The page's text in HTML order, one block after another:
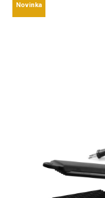
Novinka